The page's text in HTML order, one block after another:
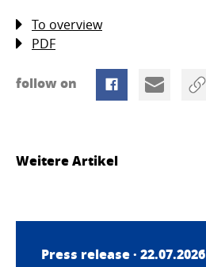
To overview
PDF
follow on
Weitere Artikel
Press release · 22.07.2026